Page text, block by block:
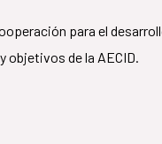
para el
objetivos de la AECID.